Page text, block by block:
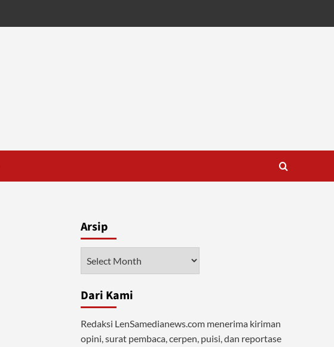
Arsip
Dari Kami
Redaksi LenSamedianews.com menerima kiriman
opini, surat pembaca, cerpen, puisi, dan reportase